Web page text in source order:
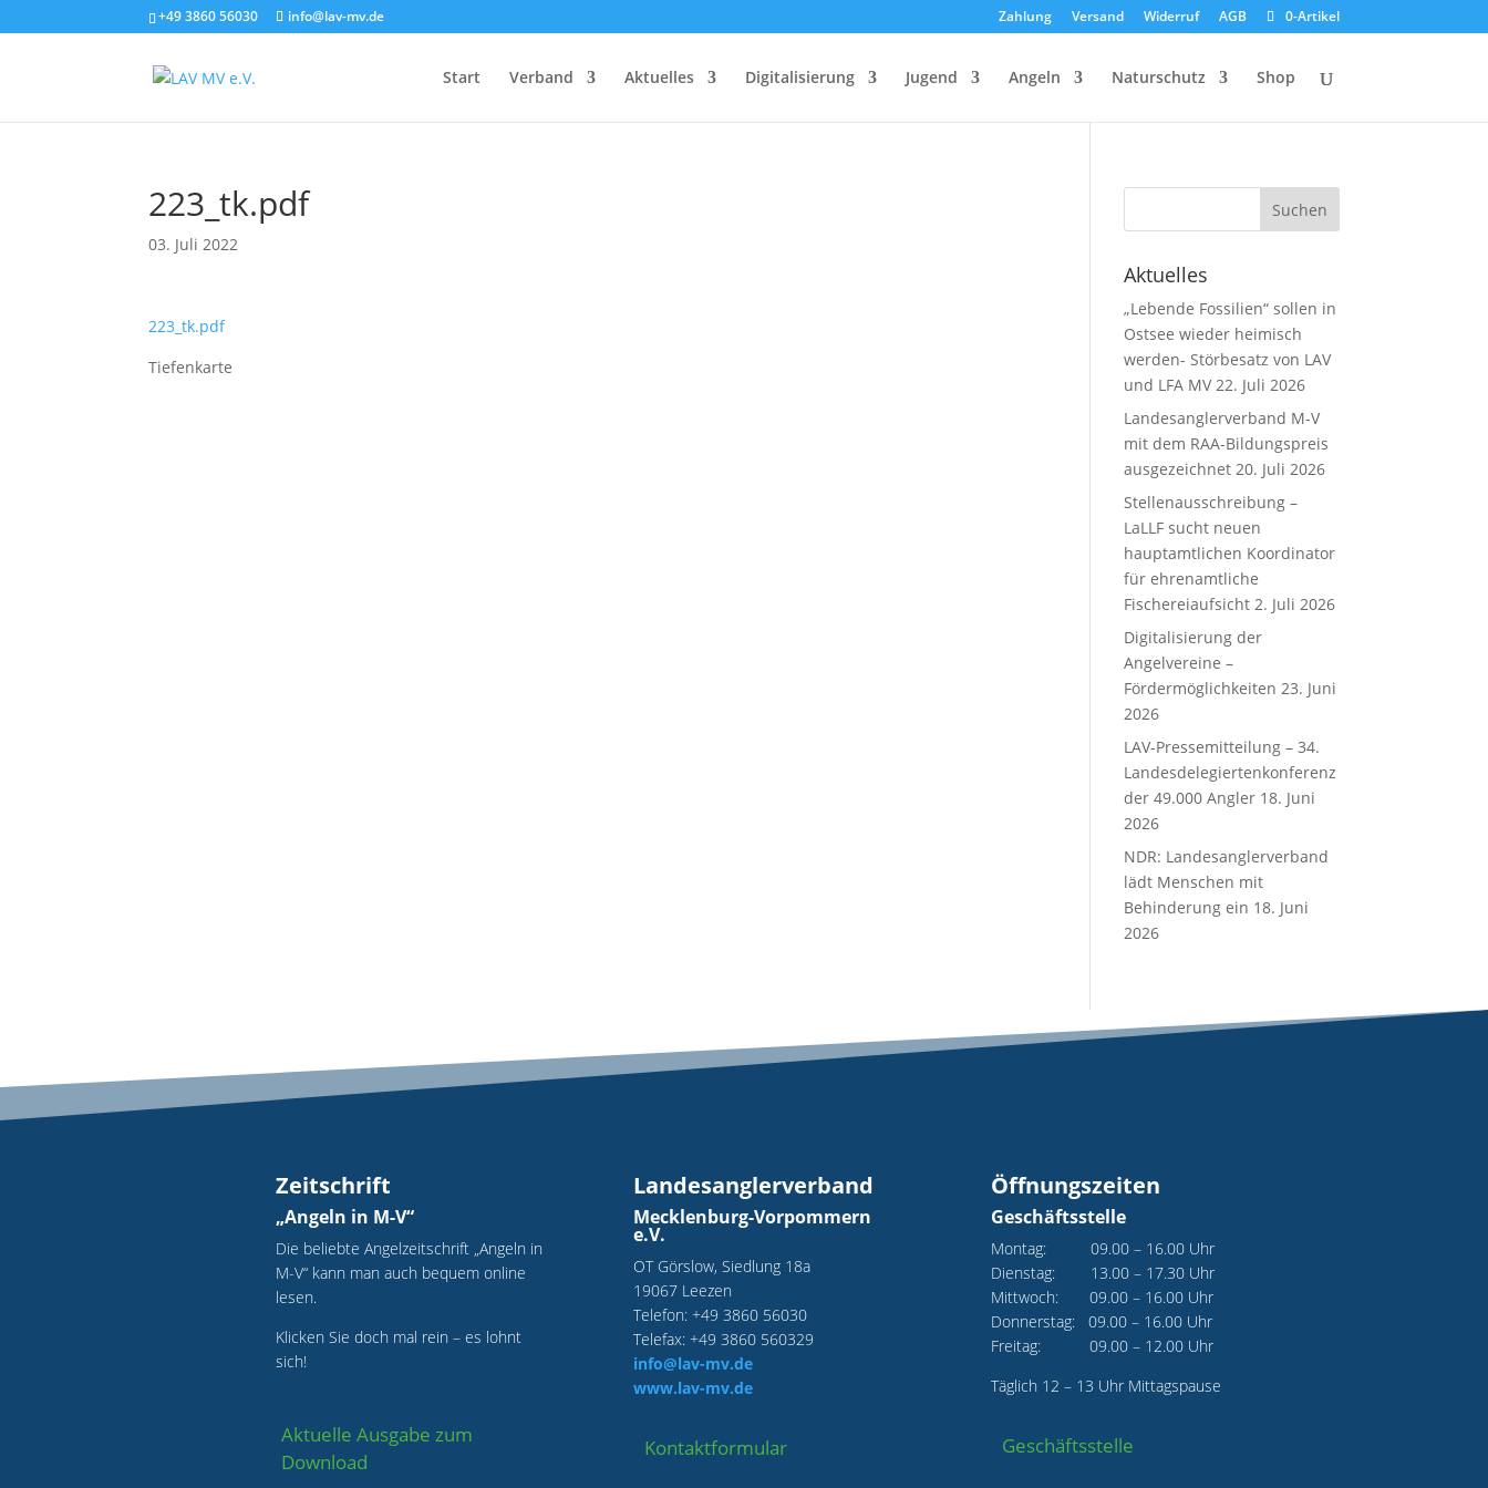
+49 3860 56030 info@lav-mv.de Zahlung Versand Widerruf AGB 0-Artikel
Start Verband Aktuelles Digitalisierung Jugend Angeln Naturschutz Shop
223_tk.pdf
03. Juli 2022
223_tk.pdf
Tiefenkarte
Aktuelles
„Lebende Fossilien“ sollen in
Ostsee wieder heimisch
werden- Störbesatz von LAV
und LFA MV 22. Juli 2026
Landesanglerverband M-V
mit dem RAA-Bildungspreis
ausgezeichnet 20. Juli 2026
Stellenausschreibung –
LaLLF sucht neuen
hauptamtlichen Koordinator
für ehrenamtliche
Fischereiaufsicht 2. Juli 2026
Digitalisierung der
Angelvereine –
Fördermöglichkeiten 23. Juni
2026
LAV-Pressemitteilung – 34.
Landesdelegiertenkonferenz
der 49.000 Angler 18. Juni
2026
NDR: Landesanglerverband
lädt Menschen mit
Behinderung ein 18. Juni
2026
Zeitschrift
„Angeln in M-V“
Die beliebte Angelzeitschrift „Angeln in
M-V“ kann man auch bequem online
lesen.
Klicken Sie doch mal rein – es lohnt
sich!
Aktuelle Ausgabe zum
Download
Landesanglerverband
Mecklenburg-Vorpommern
e.V.
OT Görslow, Siedlung 18a
19067 Leezen
Telefon: +49 3860 56030
Telefax: +49 3860 560329
info@lav-mv.de
www.lav-mv.de
Kontaktformular
Öffnungszeiten
Geschäftsstelle
Montag: 09.00 – 16.00 Uhr
Dienstag: 13.00 – 17.30 Uhr
Mittwoch: 09.00 – 16.00 Uhr
Donnerstag: 09.00 – 16.00 Uhr
Freitag: 09.00 – 12.00 Uhr
Täglich 12 – 13 Uhr Mittagspause
Geschäftsstelle